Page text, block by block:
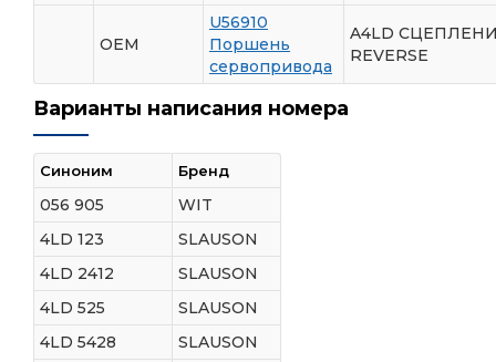
OEM
U56910
Поршень
сервопривода
A4LD
REVERSE
Варианты написания номера
Синоним Бренд
056 905
WIT
4LD 123
SLAUSON
4LD 2412
SLAUSON
4LD 525
SLAUSON
4LD 5428
SLAUSON